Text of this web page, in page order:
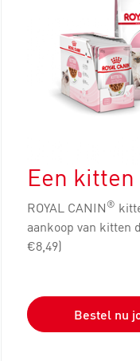
Een
ROYAL CANIN®
aankoop van kitten
€8,49)
Bestel nu